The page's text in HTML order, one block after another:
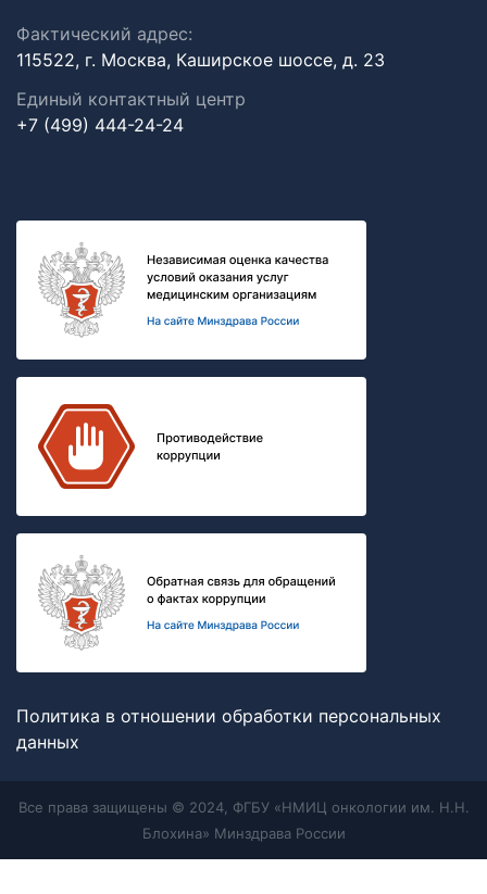
Фактический адрес:
115522, г. Москва, Каширское шоссе, д. 23
Единый контактный центр
+7 (499) 444-24-24
Политика в отношении обработки персональных
данных
Все права защищены © 2024, ФГБУ «НМИЦ онкологии им. Н.Н.
Блохина» Минздрава России